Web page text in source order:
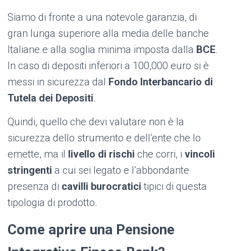
Siamo di fronte a una notevole garanzia, di
gran lunga superiore alla media delle banche
Italiane e alla soglia minima imposta dalla BCE.
In caso di depositi inferiori a 100,000 euro si è
messi in sicurezza dal Fondo Interbancario di
Tutela dei Depositi.
Quindi, quello che devi valutare non è la
sicurezza dello strumento e dell’ente che lo
emette, ma il livello di rischi che corri, i vincoli
stringenti a cui sei legato e l’abbondante
presenza di cavilli burocratici tipici di questa
tipologia di prodotto.
Come aprire una Pensione